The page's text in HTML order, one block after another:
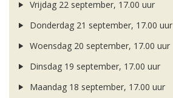
Vrijdag 22 september, 17.00 uur
Donderdag 21 september, 17.00 uur
Woensdag 20 september, 17.00 uur
Dinsdag 19 september, 17.00 uur
Maandag 18 september, 17.00 uur